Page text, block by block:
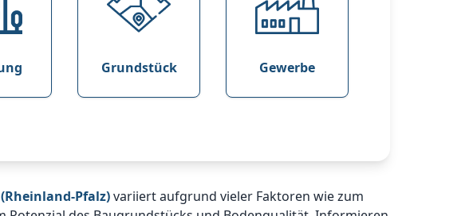
Grundstück Gewerbe
Pfalz)variiert aufgrund vieler Faktoren wie zum